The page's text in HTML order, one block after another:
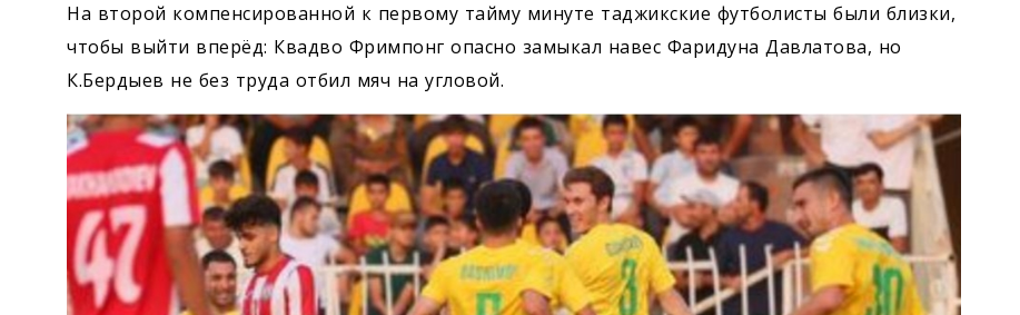
На второй компенсированной к первому тайму минуте таджикские футболисты были близки,
чтобы выйти вперёд: Квадво Фримпонг опасно замыкал навес Фаридуна Давлатова, но
К.Бердыев не без труда отбил мяч на угловой.